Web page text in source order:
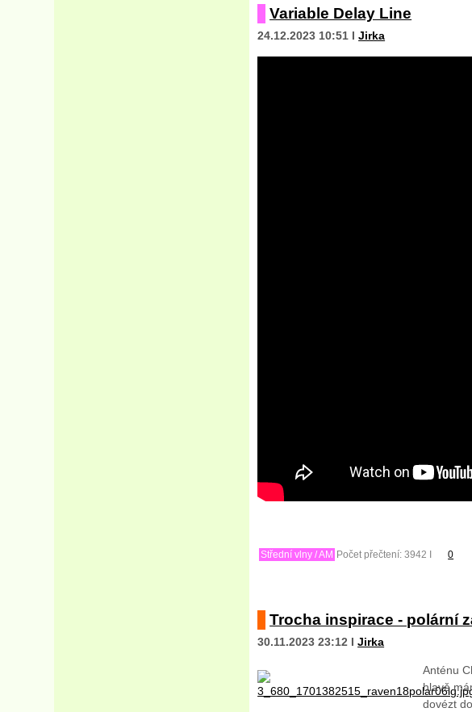
Variable Delay Line
24.12.2023 10:51 IJirka
Střední vlny / AM Počet přečtení: 3942 I 0
Trocha inspirace - polární
30.11.2023 23:12 IJirka
Anténu
hlavě
dovézt